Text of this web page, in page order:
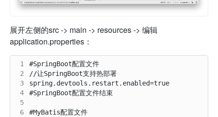
展开左侧的src -> main -> resources -> 编辑
application.properties：
1
2
3
4
5
6